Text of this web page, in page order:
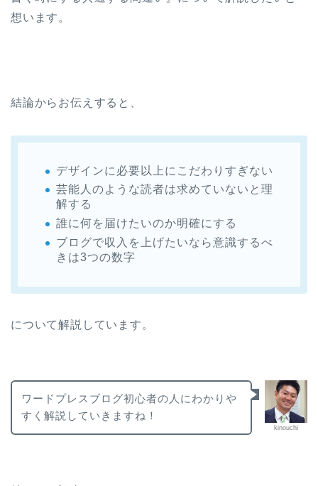
想います。
結論からお伝えすると、
デザインに必要以上にこだわりすぎない
芸能人のような読者は求めていないと理
解する
誰に何を届けたいのか明確にする
ブログで収入を上げたいなら意識するべ
きは3つの数字
について解説しています。
kinouchi
ワードプレスブログ初心者の人にわかりや
すく解説していきますね！